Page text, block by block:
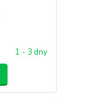
1 - 3 dny